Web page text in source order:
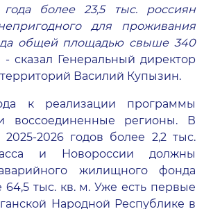
более 23,5 тыс. россиян
для проживания
общей площадью свыше 340
- сказал Генеральный директор
Василий Купызин.
к реализации программы
воссоединенные регионы. В
2026 годов более 2,2 тыс.
и Новороссии должны
жилищного фонда
тыс. кв. м. Уже есть первые
Народной Республике в